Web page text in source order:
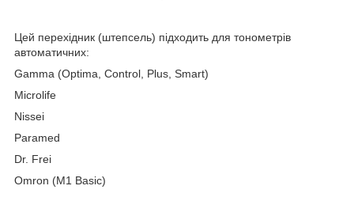
Цей перехідник (штепсель) підходить для тонометрів
автоматичних:
Gamma (Optima, Control, Plus, Smart)
Microlife
Nissei
Paramed
Dr. Frei
Omron (M1 Basic)